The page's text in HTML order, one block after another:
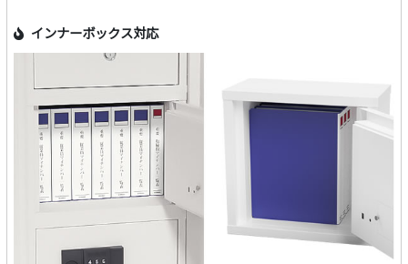
インナーボックス対応